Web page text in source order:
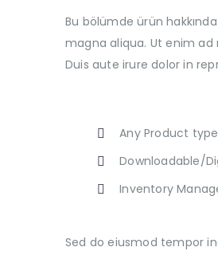
Bu bölümde ürün
magna aliqua. Ut enim
Duis aute irure dolor in
Any Product
Downloadable/
Inventory
Sed do eiusmod tempor